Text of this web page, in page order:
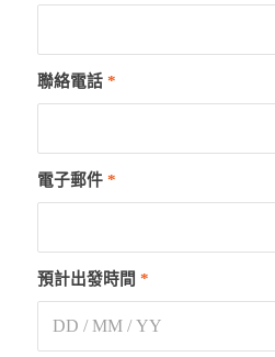
聯絡電話 *
電子郵件 *
預計出發時間 *